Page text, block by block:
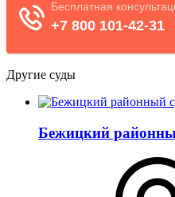
Другие суды
Бежицкий